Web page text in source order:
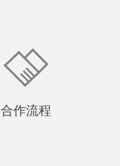
合作流程